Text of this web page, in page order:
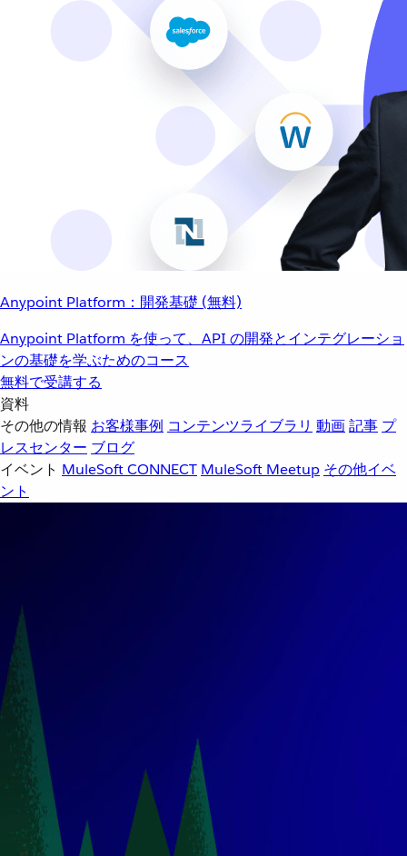
Anypoint Platform：開発基礎 (無料)
Anypoint Platform を使って、API の開発とインテグレーショ
ンの基礎を学ぶためのコース
無料で受講する
資料
その他の情報 お客様事例 コンテンツライブラリ 動画記事 プ
レスセンター ブログ
イベント MuleSoft CONNECT MuleSoft Meetup その他イベ
ント